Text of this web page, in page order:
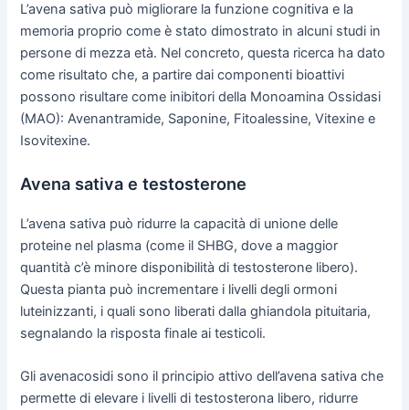
L’avena sativa può migliorare la funzione cognitiva e la
memoria proprio come è stato dimostrato in alcuni studi in
persone di mezza età. Nel concreto, questa ricerca ha dato
come risultato che, a partire dai componenti bioattivi
possono risultare come inibitori della Monoamina Ossidasi
(MAO): Avenantramide, Saponine, Fitoalessine, Vitexine e
Isovitexine.
Avena sativa e testosterone
L’avena sativa può ridurre la capacità di unione delle
proteine nel plasma (come il SHBG, dove a maggior
quantità c’è minore disponibilità di testosterone libero).
Questa pianta può incrementare i livelli degli ormoni
luteinizzanti, i quali sono liberati dalla ghiandola pituitaria,
segnalando la risposta finale ai testicoli.
Gli avenacosidi sono il principio attivo dell’avena sativa che
permette di elevare i livelli di testosterona libero, ridurre